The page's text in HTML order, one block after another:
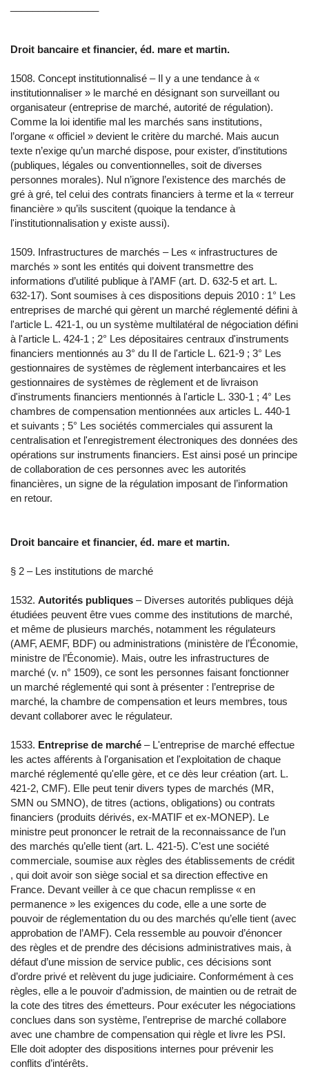
Droit bancaire et financier, éd. mare et martin.
1508. Concept institutionnalisé – Il y a une tendance à «
institutionnaliser » le marché en désignant son surveillant ou
organisateur (entreprise de marché, autorité de régulation).
Comme la loi identifie mal les marchés sans institutions,
l’organe « officiel » devient le critère du marché. Mais aucun
texte n’exige qu’un marché dispose, pour exister, d’institutions
(publiques, légales ou conventionnelles, soit de diverses
personnes morales). Nul n’ignore l’existence des marchés de
gré à gré, tel celui des contrats financiers à terme et la « terreur
financière » qu’ils suscitent (quoique la tendance à
l'institutionnalisation y existe aussi).
1509. Infrastructures de marchés – Les « infrastructures de
marchés » sont les entités qui doivent transmettre des
informations d’utilité publique à l’AMF (art. D. 632-5 et art. L.
632-17). Sont soumises à ces dispositions depuis 2010 : 1° Les
entreprises de marché qui gèrent un marché réglementé défini à
l'article L. 421-1, ou un système multilatéral de négociation défini
à l'article L. 424-1 ; 2° Les dépositaires centraux d'instruments
financiers mentionnés au 3° du II de l'article L. 621-9 ; 3° Les
gestionnaires de systèmes de règlement interbancaires et les
gestionnaires de systèmes de règlement et de livraison
d'instruments financiers mentionnés à l'article L. 330-1 ; 4° Les
chambres de compensation mentionnées aux articles L. 440-1
et suivants ; 5° Les sociétés commerciales qui assurent la
centralisation et l'enregistrement électroniques des données des
opérations sur instruments financiers. Est ainsi posé un principe
de collaboration de ces personnes avec les autorités
financières, un signe de la régulation imposant de l’information
en retour.
Droit bancaire et financier, éd. mare et martin.
§ 2 – Les institutions de marché
1532. Autorités publiques – Diverses autorités publiques déjà
étudiées peuvent être vues comme des institutions de marché,
et même de plusieurs marchés, notamment les régulateurs
(AMF, AEMF, BDF) ou administrations (ministère de l’Économie,
ministre de l’Économie). Mais, outre les infrastructures de
marché (v. n° 1509), ce sont les personnes faisant fonctionner
un marché réglementé qui sont à présenter : l’entreprise de
marché, la chambre de compensation et leurs membres, tous
devant collaborer avec le régulateur.
1533. Entreprise de marché – L'entreprise de marché effectue
les actes afférents à l'organisation et l'exploitation de chaque
marché réglementé qu'elle gère, et ce dès leur création (art. L.
421-2, CMF). Elle peut tenir divers types de marchés (MR,
SMN ou SMNO), de titres (actions, obligations) ou contrats
financiers (produits dérivés, ex-MATIF et ex-MONEP). Le
ministre peut prononcer le retrait de la reconnaissance de l’un
des marchés qu’elle tient (art. L. 421-5). C’est une société
commerciale, soumise aux règles des établissements de crédit
, qui doit avoir son siège social et sa direction effective en
France. Devant veiller à ce que chacun remplisse « en
permanence » les exigences du code, elle a une sorte de
pouvoir de réglementation du ou des marchés qu’elle tient (avec
approbation de l’AMF). Cela ressemble au pouvoir d’énoncer
des règles et de prendre des décisions administratives mais, à
défaut d’une mission de service public, ces décisions sont
d’ordre privé et relèvent du juge judiciaire. Conformément à ces
règles, elle a le pouvoir d’admission, de maintien ou de retrait de
la cote des titres des émetteurs. Pour exécuter les négociations
conclues dans son système, l’entreprise de marché collabore
avec une chambre de compensation qui règle et livre les PSI.
Elle doit adopter des dispositions internes pour prévenir les
conflits d’intérêts.